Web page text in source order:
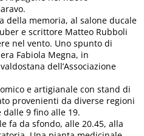
della memoria, al salone ducale
e scrittore Matteo Rubboli
nel vento. Uno spunto di
Fabiola Megna, in
dell’Associazione
e artigianale con stand di
provenienti da diverse regioni
dalle 9 fino alle 19.
fa da sfondo, alle 20.45, alla